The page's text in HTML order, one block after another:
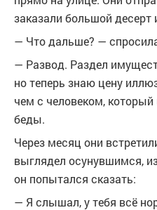
заказали большой
— Что дальше? —
— Развод. Раздел
но теперь знаю цену
чем с человеком, который
беды.
Через месяц они
выглядел осунувшимся,
он попытался сказать:
— Я слышал, у тебя всё